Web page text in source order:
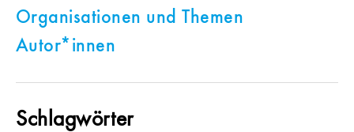
Organisationen und Themen
Autor*innen
Schlagwörter